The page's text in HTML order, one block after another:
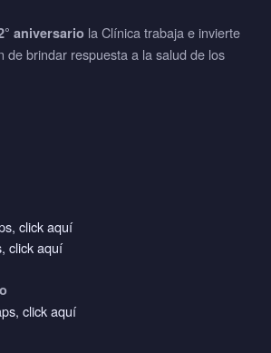
aniversario la Clínica trabaja e invierte
de brindar respuesta a la salud de los
click aquí
click aquí
click aquí